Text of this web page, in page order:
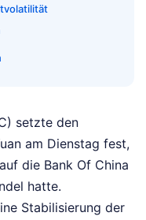
setzte den
am Dienstag fest,
die Bank Of China
hatte.
Stabilisierung der